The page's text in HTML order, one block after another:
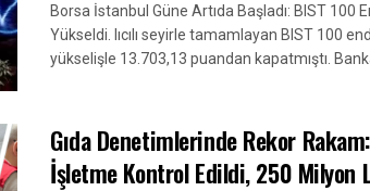
Borsa İstanbul Güne Artıda Başladı: BIST 100
Yükseldi. lıcılı seyirle tamamlayan BIST 100
yükselişle 13.703,13 puandan kapatmıştı.
Gıda Denetimlerinde Rekor
İşletme Kontrol Edildi, 250 Milyon